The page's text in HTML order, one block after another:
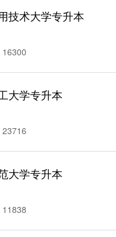
技术大学专升本
16300
大学专升本
23716
大学专升本
11838